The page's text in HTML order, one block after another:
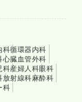
科循環器内科
心臓血管外科
科産婦人科眼科
放射線科麻酔科
科